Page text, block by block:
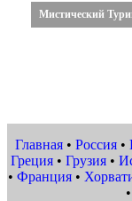
Мистический
Главная • Россия •
Греция• Грузия•
• Франция •
•